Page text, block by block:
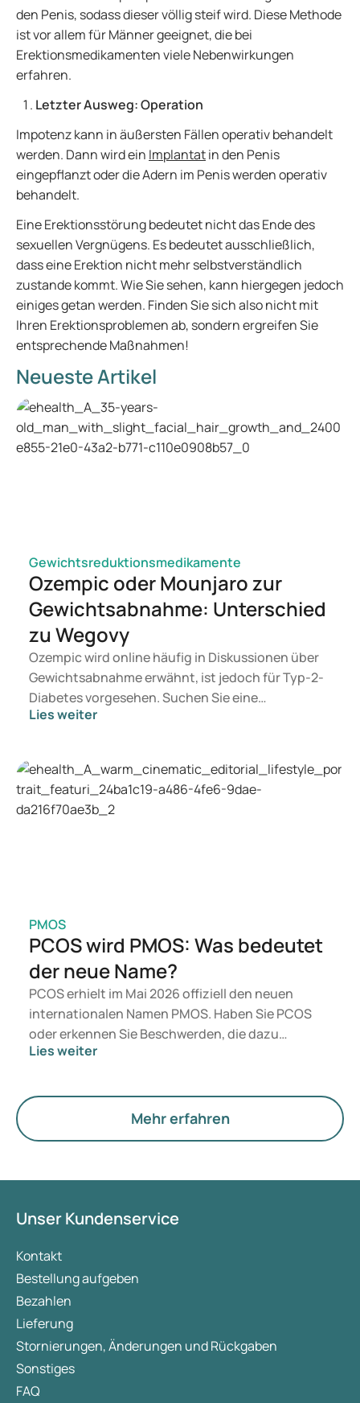
den Penis, sodass dieser völlig steif wird. Diese Methode
ist vor allem für Männer geeignet, die bei
Erektionsmedikamenten viele Nebenwirkungen
erfahren.
Letzter Ausweg: Operation
Impotenz kann in äußersten Fällen operativ behandelt
werden. Dann wird ein Implantatin den Penis
eingepflanzt oder die Adern im Penis werden operativ
behandelt.
Eine Erektionsstörung bedeutet nicht das Ende des
sexuellen Vergnügens. Es bedeutet ausschließlich,
dass eine Erektion nicht mehr selbstverständlich
zustande kommt. Wie Sie sehen, kann hiergegen jedoch
einiges getan werden. Finden Sie sich also nicht mit
Ihren Erektionsproblemen ab, sondern ergreifen Sie
entsprechende Maßnahmen!
Neueste Artikel
Gewichtsreduktionsmedikamente
Ozempic oder Mounjaro zur
Gewichtsabnahme: Unterschied
zu Wegovy
Ozempic wird online häufig in Diskussionen über
Gewichtsabnahme erwähnt, ist jedoch für Typ-2-
Diabetes vorgesehen. Suchen Sie eine
Behandlung zur Gewichtskontrolle, kommen eher
Arzt auf Basis Ihrer Gesundheit, Ihres BMI und
Ihres Medikamentengebrauchs.
Lies weiter
PMOS
PCOS wird PMOS: Was bedeutet
der neue Name?
PCOS erhielt im Mai 2026 offiziell den neuen
internationalen Namen PMOS. Haben Sie PCOS
oder erkennen Sie Beschwerden, die dazu
passen? Medizinisch ändert sich vorerst nichts.
Hormone, den Stoffwechsel und die Funktion der
Lies weiter
Mehr erfahren
Unser Kundenservice
Kontakt
Bestellung aufgeben
Bezahlen
Lieferung
Stornierungen, Änderungen und Rückgaben
Sonstiges
FAQ